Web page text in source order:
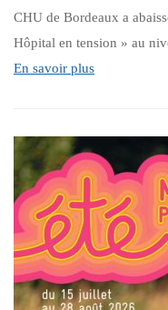
CHU de Bordeaux a
Hôpital en tension » au
En savoir plus